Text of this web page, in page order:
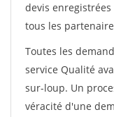
devis
tous les
Toutes les
service Qualité
sur-loup. Un
véracité d'une